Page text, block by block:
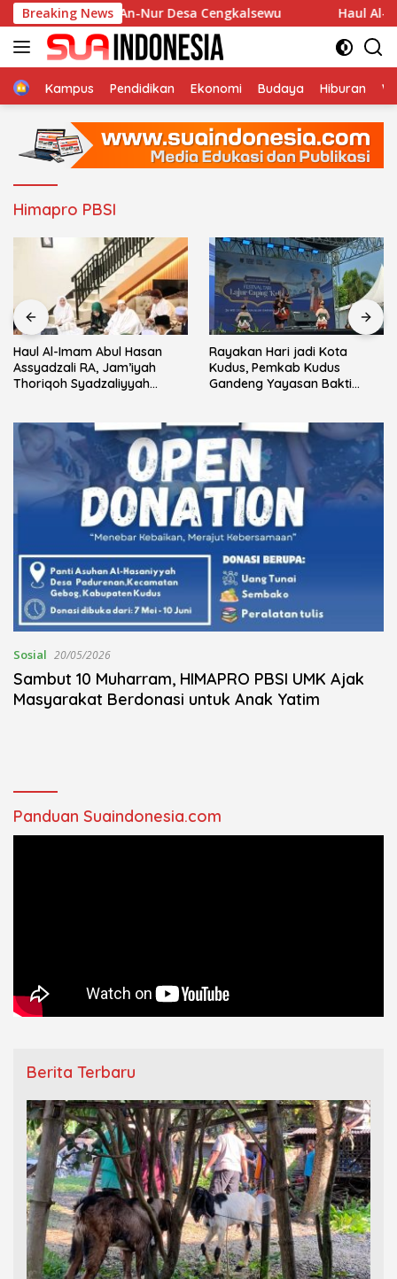
Langsung
ke
konten
Breaking News
di Musholla An-Nur Desa Cengkalsewu Haul Al-
HomeKampus Pendidikan Ekonomi Budaya Hiburan
Himapro PBSI
Haul Al-Imam Abul Hasan
Assyadzali RA, Jam’iyah
Thoriqoh Syadzaliyyah
Rayakan Hari jadi Kota
Kudus, Pemkab Kudus
Gandeng Yayasan Bakti
Sosial 20/05/2026
Sambut 10 Muharram, HIMAPRO PBSI UMK Ajak
Masyarakat Berdonasi untuk Anak Yatim
Panduan Suaindonesia.com
Berita Terbaru